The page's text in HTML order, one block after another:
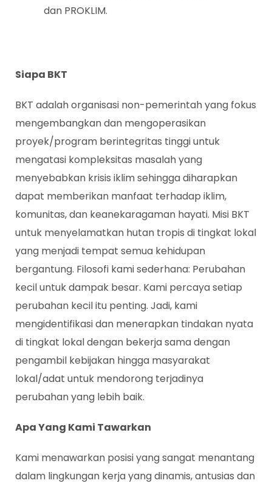
dan PROKLIM.
Siapa BKT
BKT adalah organisasi non-pemerintah yang fokus
mengembangkan dan mengoperasikan
proyek/program berintegritas tinggi untuk
mengatasi kompleksitas masalah yang
menyebabkan krisis iklim sehingga diharapkan
dapat memberikan manfaat terhadap iklim,
komunitas, dan keanekaragaman hayati. Misi BKT
untuk menyelamatkan hutan tropis di tingkat lokal
yang menjadi tempat semua kehidupan
bergantung. Filosofi kami sederhana: Perubahan
kecil untuk dampak besar. Kami percaya setiap
perubahan kecil itu penting. Jadi, kami
mengidentifikasi dan menerapkan tindakan nyata
di tingkat lokal dengan bekerja sama dengan
pengambil kebijakan hingga masyarakat
lokal/adat untuk mendorong terjadinya
perubahan yang lebih baik.
Apa Yang Kami Tawarkan
Kami menawarkan posisi yang sangat menantang
dalam lingkungan kerja yang dinamis, antusias dan